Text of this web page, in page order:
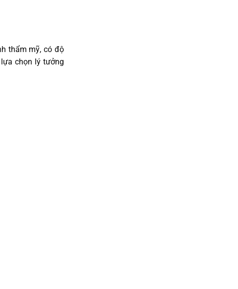
thẩm mỹ, có độ
chọn lý tưởng